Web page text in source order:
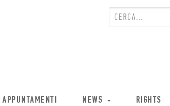
APPUNTAMENTI NEWS RIGHTS